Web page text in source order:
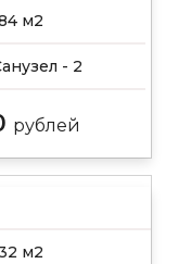
м2
- 2
рублей
м2